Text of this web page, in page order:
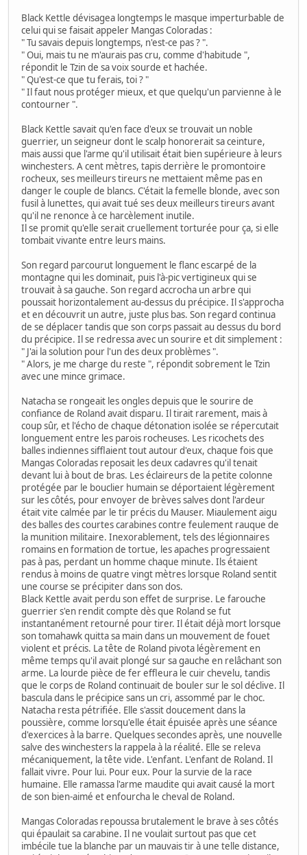
Black Kettle dévisagea longtemps le masque imperturbable de
celui qui se faisait appeler Mangas Coloradas :
" Tu savais depuis longtemps, n'est-ce pas ? ".
" Oui, mais tu ne m'aurais pas cru, comme d'habitude ",
répondit le Tzin de sa voix sourde et hachée.
" Qu'est-ce que tu ferais, toi ? "
" Il faut nous protéger mieux, et que quelqu'un parvienne à le
contourner ".
Black Kettle savait qu'en face d'eux se trouvait un noble
guerrier, un seigneur dont le scalp honorerait sa ceinture,
mais aussi que l'arme qu'il utilisait était bien supérieure à leurs
winchesters. A cent mètres, tapis derrière le promontoire
rocheux, ses meilleurs tireurs ne mettaient même pas en
danger le couple de blancs. C'était la femelle blonde, avec son
fusil à lunettes, qui avait tué ses deux meilleurs tireurs avant
qu'il ne renonce à ce harcèlement inutile.
Il se promit qu'elle serait cruellement torturée pour ça, si elle
tombait vivante entre leurs mains.
Son regard parcourut longuement le flanc escarpé de la
montagne qui les dominait, puis l'à-pic vertigineux qui se
trouvait à sa gauche. Son regard accrocha un arbre qui
poussait horizontalement au-dessus du précipice. Il s'approcha
et en découvrit un autre, juste plus bas. Son regard continua
de se déplacer tandis que son corps passait au dessus du bord
du précipice. Il se redressa avec un sourire et dit simplement :
" J'ai la solution pour l'un des deux problèmes ".
" Alors, je me charge du reste ", répondit sobrement le Tzin
avec une mince grimace.
Natacha se rongeait les ongles depuis que le sourire de
confiance de Roland avait disparu. Il tirait rarement, mais à
coup sûr, et l'écho de chaque détonation isolée se répercutait
longuement entre les parois rocheuses. Les ricochets des
balles indiennes sifflaient tout autour d'eux, chaque fois que
Mangas Coloradas reposait les deux cadavres qu'il tenait
devant lui à bout de bras. Les éclaireurs de la petite colonne
protégée par le bouclier humain se déportaient légèrement
sur les côtés, pour envoyer de brèves salves dont l'ardeur
était vite calmée par le tir précis du Mauser. Miaulement aigu
des balles des courtes carabines contre feulement rauque de
la munition militaire. Inexorablement, tels des légionnaires
romains en formation de tortue, les apaches progressaient
pas à pas, perdant un homme chaque minute. Ils étaient
rendus à moins de quatre vingt mètres lorsque Roland sentit
une course se précipiter dans son dos.
Black Kettle avait perdu son effet de surprise. Le farouche
guerrier s'en rendit compte dès que Roland se fut
instantanément retourné pour tirer. Il était déjà mort lorsque
son tomahawk quitta sa main dans un mouvement de fouet
violent et précis. La tête de Roland pivota légèrement en
même temps qu'il avait plongé sur sa gauche en relâchant son
arme. La lourde pièce de fer effleura le cuir chevelu, tandis
que le corps de Roland continuait de bouler sur le sol déclive. Il
bascula dans le précipice sans un cri, assommé par le choc.
Natacha resta pétrifiée. Elle s'assit doucement dans la
poussière, comme lorsqu'elle était épuisée après une séance
d'exercices à la barre. Quelques secondes après, une nouvelle
salve des winchesters la rappela à la réalité. Elle se releva
mécaniquement, la tête vide. L'enfant. L'enfant de Roland. Il
fallait vivre. Pour lui. Pour eux. Pour la survie de la race
humaine. Elle ramassa l'arme maudite qui avait causé la mort
de son bien-aimé et enfourcha le cheval de Roland.
Mangas Coloradas repoussa brutalement le brave à ses côtés
qui épaulait sa carabine. Il ne voulait surtout pas que cet
imbécile tue la blanche par un mauvais tir à une telle distance,